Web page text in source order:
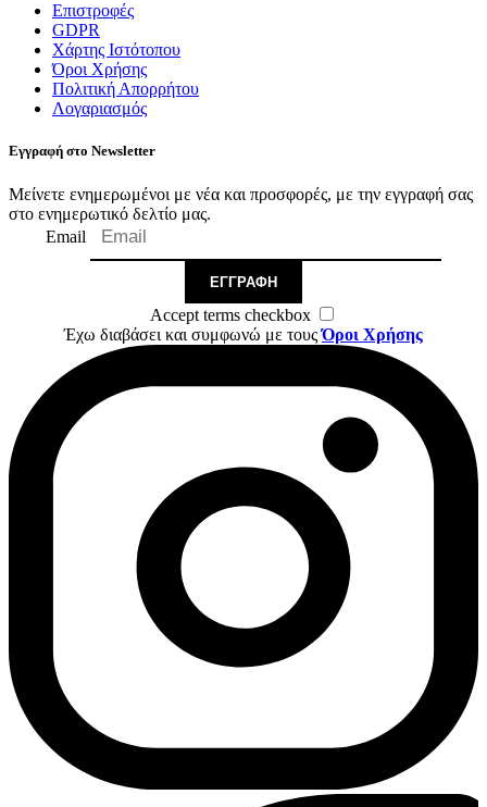
Επιστροφές
GDPR
Χάρτης Ιστότοπου
Όροι Χρήσης
Πολιτική Απορρήτου
Λογαριασμός
Εγγραφή στο Newsletter
Μείνετε ενημερωμένοι με νέα και προσφορές, με την εγγραφή σας
στο ενημερωτικό δελτίο μας.
Email
ΕΓΓΡΑΦΉ
Accept terms checkbox
Έχω διαβάσει και συμφωνώ με τουςΌροι Χρήσης